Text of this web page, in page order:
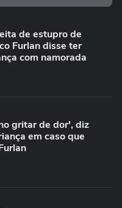
de estupro de
Furlan disse ter
com namorada
gritar de dor', diz
em caso que